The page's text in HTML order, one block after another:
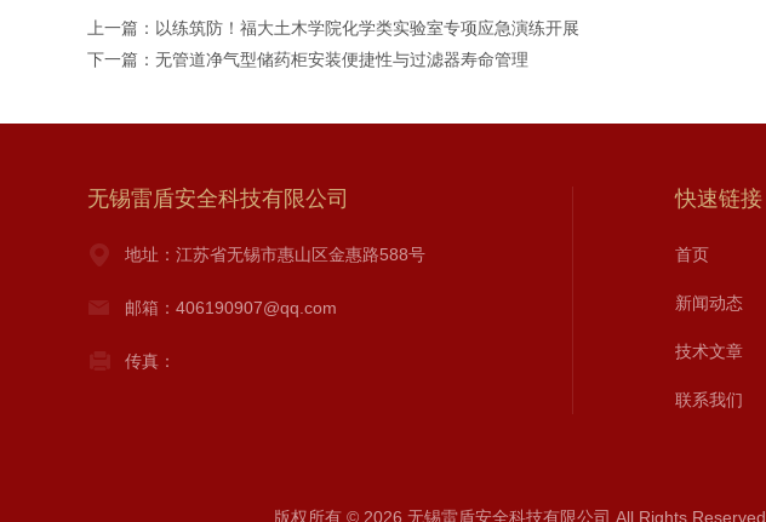
上一篇： 以练筑防！福大土木学院化学类实验室专项应急演练开展
下一篇： 无管道净气型储药柜安装便捷性与过滤器寿命管理
无锡雷盾安全科技有限公司
地址：江苏省无锡市惠山区金惠路588号
邮箱：406190907@qq.com
传真：
快速链接
首页
新闻动态
技术文章
联系我们
版权所有 © 2026 无锡雷盾安全科技有限公司 All Rights Reserved